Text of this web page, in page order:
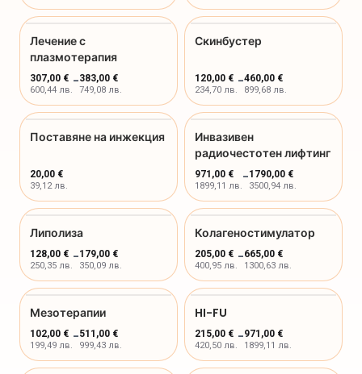
Лечение с
плазмотерапия
307,00 €
600,44 лв.
-383,00 €
749,08 лв.
Скинбустер
120,00 €
234,70 лв.
-460,00 €
899,68 лв.
Поставяне на инжекция
20,00 €
39,12 лв.
Инвазивен
радиочестотен лифтинг
971,00 €
1899,11 лв.
-1790,00 €
3500,94 лв.
Липолиза
128,00 €
250,35 лв.
-179,00 €
350,09 лв.
Колагеностимулатор
205,00 €
400,95 лв.
-665,00 €
1300,63 лв.
Мезотерапии
102,00 €
199,49 лв.
-511,00 €
999,43 лв.
HI-FU
215,00 €
420,50 лв.
-971,00 €
1899,11 лв.